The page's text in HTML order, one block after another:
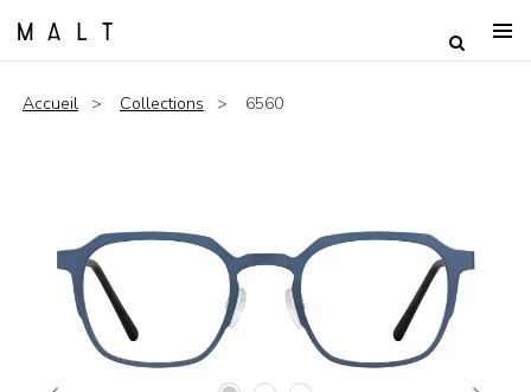
Accueil Collections 6560